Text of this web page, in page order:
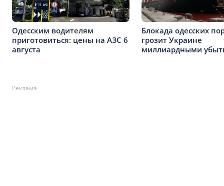
Одесским водителям
приготовиться: цены на АЗС 6
августа
Блокада одесских
грозит Украине
миллиардными
Реклама